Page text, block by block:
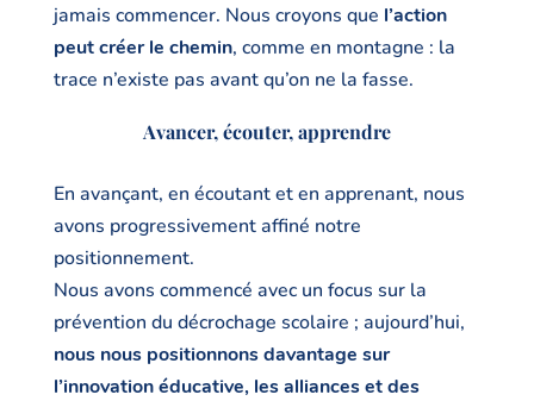
jamais commencer. Nous croyons que l’action
peut créer le chemin, comme en montagne : la
trace n’existe pas avant qu’on ne la fasse.
Avancer, écouter, apprendre
En avançant, en écoutant et en apprenant, nous
avons progressivement affiné notre
positionnement.
Nous avons commencé avec un focus sur la
prévention du décrochage scolaire ; aujourd’hui,
nous nous positionnons davantage sur
l’innovation éducative, les alliances et des